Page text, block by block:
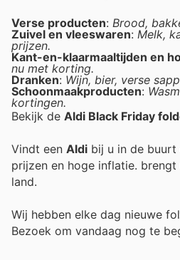
Verse producten: Brood,
Zuivel en vleeswaren: Melk,
prijzen.
Kant-en-klaarmaaltijden en
nu met korting.
Dranken: Wijn, bier, verse
Schoonmaakproducten:
kortingen.
Bekijk de Aldi Black Friday
Vindt een Aldi bij u in de
prijzen en hoge inflatie. brengt
land.
Wij hebben elke dag nieuwe
Bezoek om vandaag nog te